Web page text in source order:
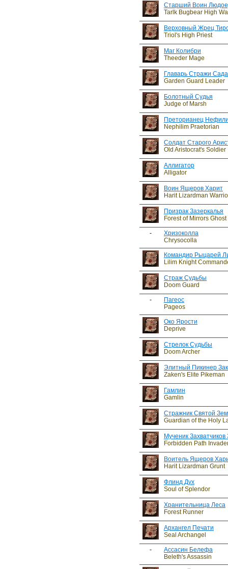
Старший Воин
Tarlk Bugbear High
Верховный Жрец
Triol's High Priest
Маг Колибри
Theeder Mage
Главарь Стражи Сада
Garden Guard Leader
Болотный Судья
Judge of Marsh
Преторианец
Nephilim Praetorian
Солдат Старого
Old Aristocrat's Soldier
Аллигатор
Alligator
Воин Ящеров Харит
Harit Lizardman
Призрак Зазеркалья
Forest of Mirrors Ghost
-
Хризоколла
Chrysocolla
Командир Рыцарей
Lilim Knight
Страж Судьбы
Doom Guard
-
Пагеос
Pageos
Око Ярости
Deprive
Стрелок Судьбы
Doom Archer
Элитный Пикинер
Zaken's Elite Pikeman
Гамлин
Gamlin
Стражник Святой
Guardian of the Holy
Мученик
Forbidden Path
Воитель Ящеров
Harit Lizardman Grunt
Флинд Дух
Soul of Splendor
Хранительница Леса
Forest Runner
Архангел Печати
Seal Archangel
-
Ассасин Белефа
Beleth's Assassin